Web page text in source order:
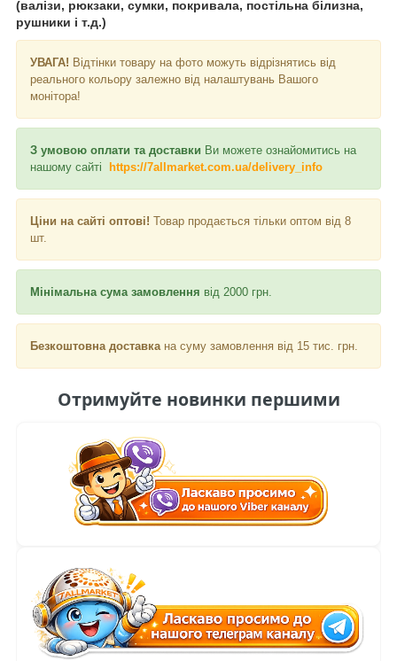
(валізи, рюкзаки, сумки, покривала, постільна білизна,
рушники і т.д.)
УВАГА! Відтінки товару на фото можуть відрізнятись від
реального кольору залежно від налаштувань Вашого
монітора!
З умовою оплати та доставки Ви можете ознайомитись на
нашому сайті
https://7allmarket.com.ua/delivery_info
Ціни на сайті оптові! Товар продається тільки оптом від 8
шт.
Мінімальна сума замовлення від 2000 грн.
Безкоштовна доставка на суму замовлення від 15 тис. грн.
Отримуйте новинки першими